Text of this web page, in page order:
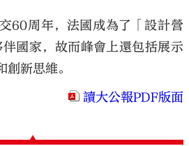
60周年，法國成為了「設計營
國家，故而峰會上還包括展示
新思維。
讀大公報PDF版面